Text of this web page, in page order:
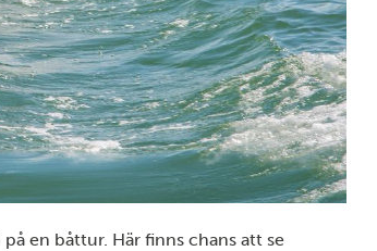
en båttur. Här finns chans att se